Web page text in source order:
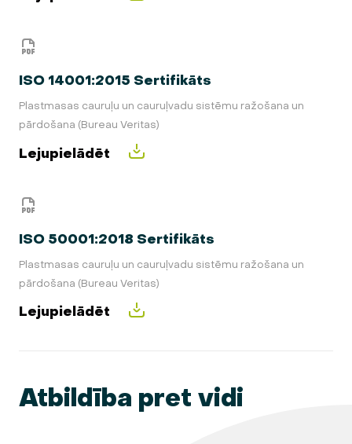
ISO 14001:2015 Sertifikāts
Plastmasas cauruļu un cauruļvadu sistēmu ražošana un
pārdošana (Bureau Veritas)
Lejupielādēt
ISO 50001:2018 Sertifikāts
Plastmasas cauruļu un cauruļvadu sistēmu ražošana un
pārdošana (Bureau Veritas)
Lejupielādēt
Atbildība pret vidi